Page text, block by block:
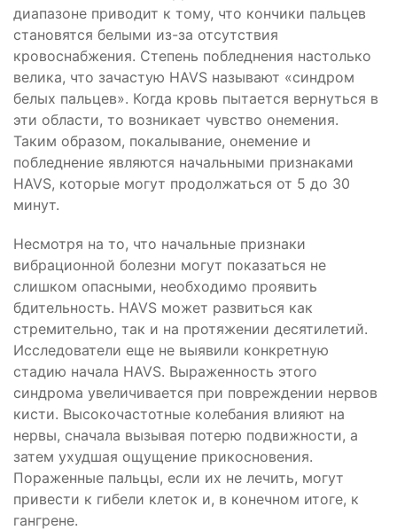
диапазоне приводит к тому, что кончики пальцев
становятся белыми из-за отсутствия
кровоснабжения. Степень побледнения настолько
велика, что зачастую HAVS называют «синдром
белых пальцев». Когда кровь пытается вернуться в
эти области, то возникает чувство онемения.
Таким образом, покалывание, онемение и
побледнение являются начальными признаками
HAVS, которые могут продолжаться от 5 до 30
минут.
Несмотря на то, что начальные признаки
вибрационной болезни могут показаться не
слишком опасными, необходимо проявить
бдительность. HAVS может развиться как
стремительно, так и на протяжении десятилетий.
Исследователи еще не выявили конкретную
стадию начала HAVS. Выраженность этого
синдрома увеличивается при повреждении нервов
кисти. Высокочастотные колебания влияют на
нервы, сначала вызывая потерю подвижности, а
затем ухудшая ощущение прикосновения.
Пораженные пальцы, если их не лечить, могут
привести к гибели клеток и, в конечном итоге, к
гангрене.